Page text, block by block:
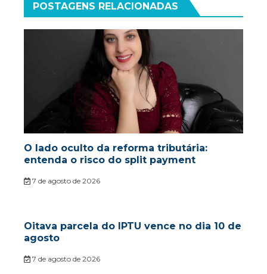
POSTAGENS RELACIONADAS
O lado oculto da reforma tributária:
entenda o risco do split payment
7 de agosto de 2026
Oitava parcela do IPTU vence no dia 10 de
agosto
7 de agosto de 2026